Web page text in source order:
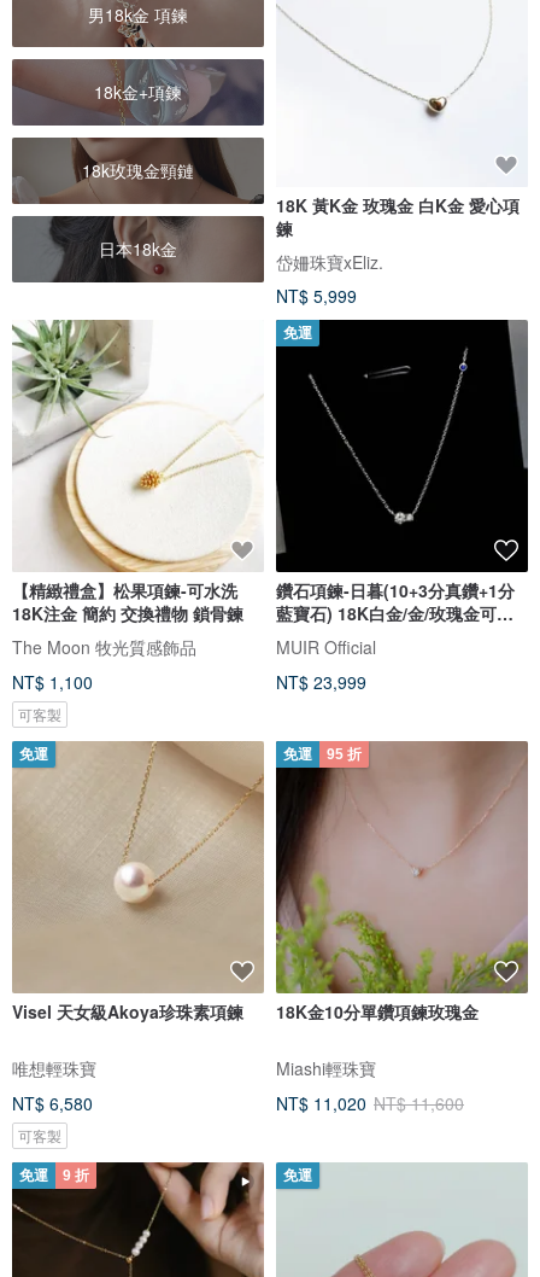
男18k金 項鍊
18k金+項鍊
18k玫瑰金頸鏈
日本18k金
18K 黃K金 玫瑰金 白K金 愛心項
鍊
岱姍珠寶xEliz.
NT$ 5,999
【精緻禮盒】松果項鍊-可水洗
18K注金 簡約 交換禮物 鎖骨鍊
The Moon 牧光質感飾品
NT$ 1,100
可客製
免運
鑽石項鍊-日暮(10+3分真鑽+1分
藍寶石) 18K白金/金/玫瑰金可選
擇
MUIR Official
NT$ 23,999
免運
Visel 天女級Akoya珍珠素項鍊
唯想輕珠寶
NT$ 6,580
可客製
免運 95 折
18K金10分單鑽項鍊玫瑰金
Miashi輕珠寶
NT$ 11,020 NT$ 11,600
免運 9 折 免運